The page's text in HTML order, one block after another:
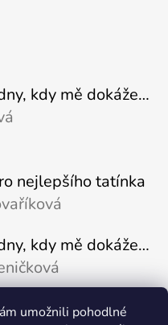
umožnili pohodlné
Hrneček - Jsou dny, kdy mě dokáže nasrat i vzduch - Sova
z 5 hvězdiček.
nejlepšího tatínka
z 5 hvězdiček.
Hrneček - Jsou dny, kdy mě dokáže nasrat i vzduch-naštvaný pejsek
z 5 hvězdiček.